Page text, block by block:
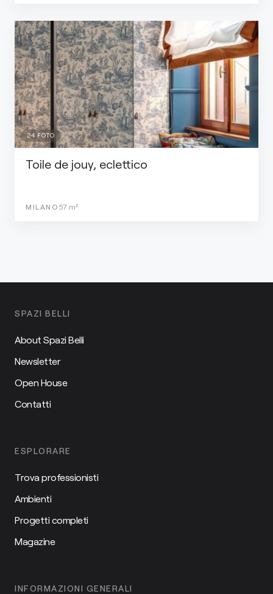
24 FOTO
Toile de jouy, eclettico
MILANO 57 m²
SPAZI BELLI
About Spazi Belli
Newsletter
Open House
Contatti
ESPLORARE
Trova professionisti
Ambienti
Progetti completi
Magazine
INFORMAZIONI GENERALI